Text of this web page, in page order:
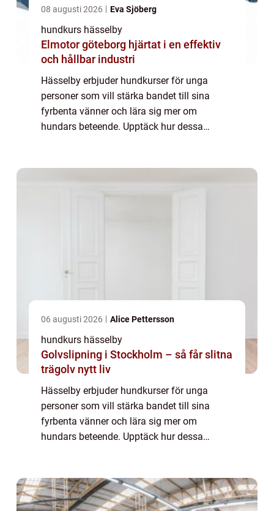
08 augusti 2026 Eva Sjöberg
hundkurs hässelby
Elmotor göteborg hjärtat i en effektiv
och hållbar industri
Hässelby erbjuder hundkurser för unga
personer som vill stärka bandet till sina
fyrbenta vänner och lära sig mer om
hundars beteende. Upptäck hur dessa
06 augusti 2026 Alice Pettersson
hundkurs hässelby
Golvslipning i Stockholm – så får slitna
trägolv nytt liv
Hässelby erbjuder hundkurser för unga
personer som vill stärka bandet till sina
fyrbenta vänner och lära sig mer om
hundars beteende. Upptäck hur dessa